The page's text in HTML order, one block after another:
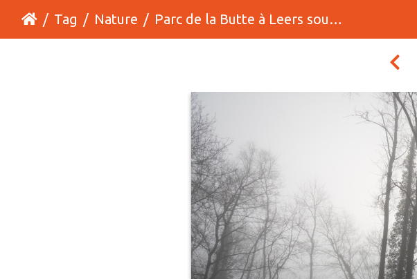
Tag Nature Parc de la Butte à Leers sous le brouillard